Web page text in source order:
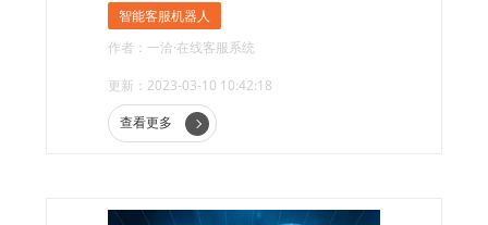
客户服务领域的重要工具。
智能客服机器人
作者：一洽·在线客服系统
更新：2023-03-10 10:42:18
查看更多